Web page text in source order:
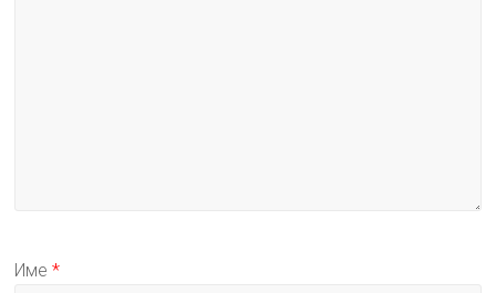
Име*